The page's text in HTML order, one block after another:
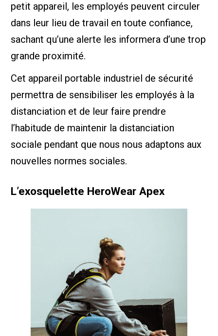
petit appareil, les employés peuvent circuler
dans leur lieu de travail en toute confiance,
sachant qu’une alerte les informera d’une trop
grande proximité.
Cet appareil portable industriel de sécurité
permettra de sensibiliser les employés à la
distanciation et de leur faire prendre
l’habitude de maintenir la distanciation
sociale pendant que nous nous adaptons aux
nouvelles normes sociales.
L’exosquelette HeroWear Apex